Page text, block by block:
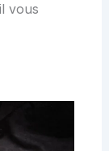
vous